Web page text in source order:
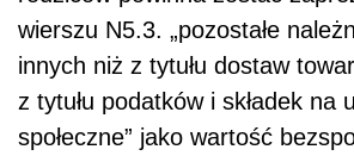
wierszu N5.3. „pozostałe
innych niż z tytułu dostaw
z tytułu podatków i składek na
społeczne” jako wartość